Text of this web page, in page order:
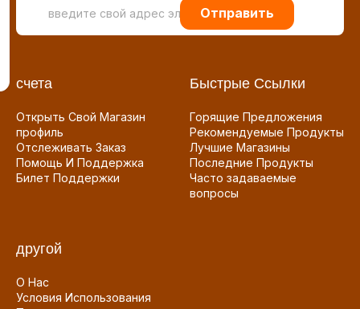
Отправить
счета
Открыть Свой Магазин
профиль
Отслеживать Заказ
Помощь И Поддержка
Билет Поддержки
Быстрые Ссылки
Горящие Предложения
Рекомендуемые Продукты
Лучшие Магазины
Последние Продукты
Часто задаваемые
вопросы
другой
О Нас
Условия Использования